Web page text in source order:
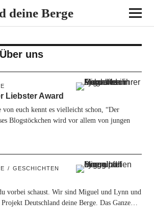
deine Berge
Über uns
Liebster Award
euch kennt es vielleicht schon, “Der
Blogstöckchen wird vor allem von jungen
GESCHICHTEN
vorbei schaust. Wir sind Miguel und Lynn und
Deutschland deine Berge. Das Ganze…